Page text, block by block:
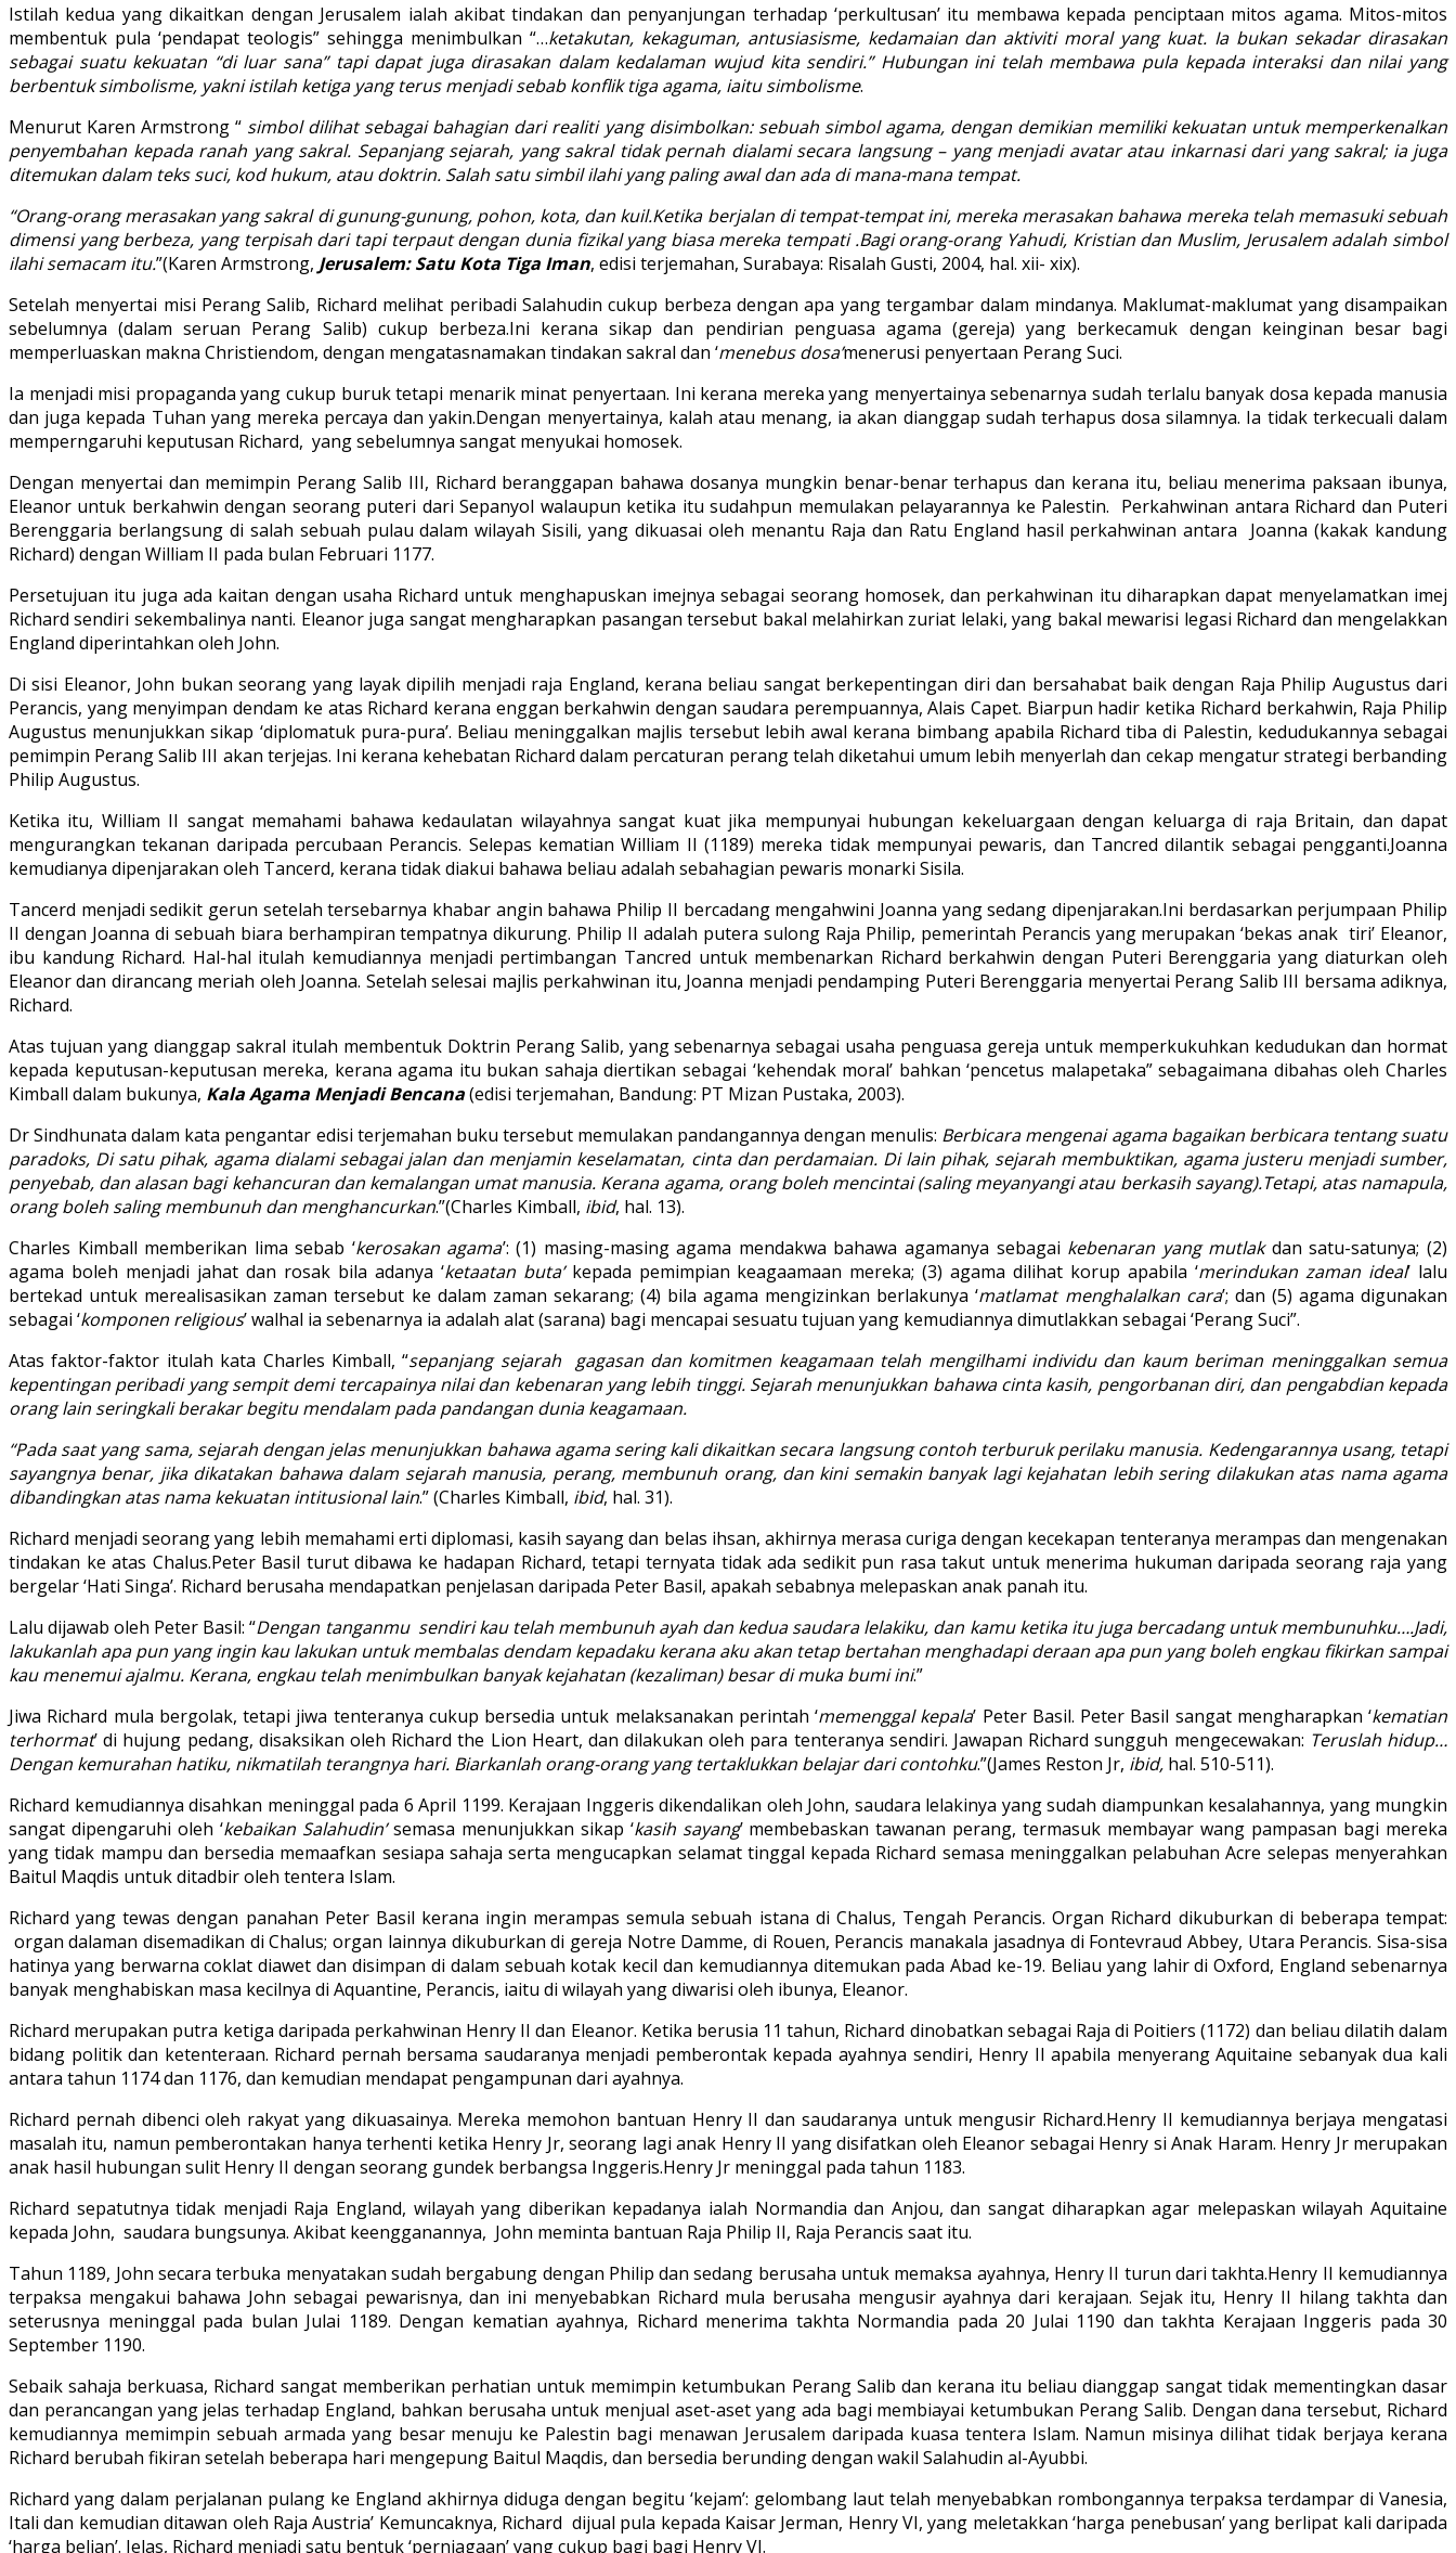
Istilah kedua yang dikaitkan dengan Jerusalem ialah akibat tindakan dan penyanjungan terhadap ‘perkultusan’ itu membawa kepada penciptaan mitos agama. Mitos-mitos
membentuk pula ‘pendapat teologis” sehingga menimbulkan “…ketakutan, kekaguman, antusiasisme, kedamaian dan aktiviti moral yang kuat. Ia bukan sekadar dirasakan
sebagai suatu kekuatan “di luar sana” tapi dapat juga dirasakan dalam kedalaman wujud kita sendiri.” Hubungan ini telah membawa pula kepada interaksi dan nilai yang
berbentuk simbolisme, yakni istilah ketiga yang terus menjadi sebab konflik tiga agama, iaitu simbolisme.
Menurut Karen Armstrong “ simbol dilihat sebagai bahagian dari realiti yang disimbolkan: sebuah simbol agama, dengan demikian memiliki kekuatan untuk memperkenalkan
penyembahan kepada ranah yang sakral. Sepanjang sejarah, yang sakral tidak pernah dialami secara langsung – yang menjadi avatar atau inkarnasi dari yang sakral; ia juga
ditemukan dalam teks suci, kod hukum, atau doktrin. Salah satu simbil ilahi yang paling awal dan ada di mana-mana tempat.
“Orang-orang merasakan yang sakral di gunung-gunung, pohon, kota, dan kuil.Ketika berjalan di tempat-tempat ini, mereka merasakan bahawa mereka telah memasuki sebuah
dimensi yang berbeza, yang terpisah dari tapi terpaut dengan dunia fizikal yang biasa mereka tempati .Bagi orang-orang Yahudi, Kristian dan Muslim, Jerusalem adalah simbol
ilahi semacam itu.”(Karen Armstrong, Jerusalem: Satu Kota Tiga Iman, edisi terjemahan, Surabaya: Risalah Gusti, 2004, hal. xii- xix).
Setelah menyertai misi Perang Salib, Richard melihat peribadi Salahudin cukup berbeza dengan apa yang tergambar dalam mindanya. Maklumat-maklumat yang disampaikan
sebelumnya (dalam seruan Perang Salib) cukup berbeza.Ini kerana sikap dan pendirian penguasa agama (gereja) yang berkecamuk dengan keinginan besar bagi
memperluaskan makna Christiendom, dengan mengatasnamakan tindakan sakral dan ‘menebus dosa’menerusi penyertaan Perang Suci.
Ia menjadi misi propaganda yang cukup buruk tetapi menarik minat penyertaan. Ini kerana mereka yang menyertainya sebenarnya sudah terlalu banyak dosa kepada manusia
dan juga kepada Tuhan yang mereka percaya dan yakin.Dengan menyertainya, kalah atau menang, ia akan dianggap sudah terhapus dosa silamnya. Ia tidak terkecuali dalam
memperngaruhi keputusan Richard, yang sebelumnya sangat menyukai homosek.
Dengan menyertai dan memimpin Perang Salib III, Richard beranggapan bahawa dosanya mungkin benar-benar terhapus dan kerana itu, beliau menerima paksaan ibunya,
Eleanor untuk berkahwin dengan seorang puteri dari Sepanyol walaupun ketika itu sudahpun memulakan pelayarannya ke Palestin. Perkahwinan antara Richard dan Puteri
Berenggaria berlangsung di salah sebuah pulau dalam wilayah Sisili, yang dikuasai oleh menantu Raja dan Ratu England hasil perkahwinan antara Joanna (kakak kandung
Richard) dengan William II pada bulan Februari 1177.
Persetujuan itu juga ada kaitan dengan usaha Richard untuk menghapuskan imejnya sebagai seorang homosek, dan perkahwinan itu diharapkan dapat menyelamatkan imej
Richard sendiri sekembalinya nanti. Eleanor juga sangat mengharapkan pasangan tersebut bakal melahirkan zuriat lelaki, yang bakal mewarisi legasi Richard dan mengelakkan
England diperintahkan oleh John.
Di sisi Eleanor, John bukan seorang yang layak dipilih menjadi raja England, kerana beliau sangat berkepentingan diri dan bersahabat baik dengan Raja Philip Augustus dari
Perancis, yang menyimpan dendam ke atas Richard kerana enggan berkahwin dengan saudara perempuannya, Alais Capet. Biarpun hadir ketika Richard berkahwin, Raja Philip
Augustus menunjukkan sikap ‘diplomatuk pura-pura’. Beliau meninggalkan majlis tersebut lebih awal kerana bimbang apabila Richard tiba di Palestin, kedudukannya sebagai
pemimpin Perang Salib III akan terjejas. Ini kerana kehebatan Richard dalam percaturan perang telah diketahui umum lebih menyerlah dan cekap mengatur strategi berbanding
Philip Augustus.
Ketika itu, William II sangat memahami bahawa kedaulatan wilayahnya sangat kuat jika mempunyai hubungan kekeluargaan dengan keluarga di raja Britain, dan dapat
mengurangkan tekanan daripada percubaan Perancis. Selepas kematian William II (1189) mereka tidak mempunyai pewaris, dan Tancred dilantik sebagai pengganti.Joanna
kemudianya dipenjarakan oleh Tancerd, kerana tidak diakui bahawa beliau adalah sebahagian pewaris monarki Sisila.
Tancerd menjadi sedikit gerun setelah tersebarnya khabar angin bahawa Philip II bercadang mengahwini Joanna yang sedang dipenjarakan.Ini berdasarkan perjumpaan Philip
II dengan Joanna di sebuah biara berhampiran tempatnya dikurung. Philip II adalah putera sulong Raja Philip, pemerintah Perancis yang merupakan ‘bekas anak tiri’ Eleanor,
ibu kandung Richard. Hal-hal itulah kemudiannya menjadi pertimbangan Tancred untuk membenarkan Richard berkahwin dengan Puteri Berenggaria yang diaturkan oleh
Eleanor dan dirancang meriah oleh Joanna. Setelah selesai majlis perkahwinan itu, Joanna menjadi pendamping Puteri Berenggaria menyertai Perang Salib III bersama adiknya,
Richard.
Atas tujuan yang dianggap sakral itulah membentuk Doktrin Perang Salib, yang sebenarnya sebagai usaha penguasa gereja untuk memperkukuhkan kedudukan dan hormat
kepada keputusan-keputusan mereka, kerana agama itu bukan sahaja diertikan sebagai ‘kehendak moral’ bahkan ‘pencetus malapetaka” sebagaimana dibahas oleh Charles
Kimball dalam bukunya, Kala Agama Menjadi Bencana(edisi terjemahan, Bandung: PT Mizan Pustaka, 2003).
Dr Sindhunata dalam kata pengantar edisi terjemahan buku tersebut memulakan pandangannya dengan menulis: Berbicara mengenai agama bagaikan berbicara tentang suatu
paradoks, Di satu pihak, agama dialami sebagai jalan dan menjamin keselamatan, cinta dan perdamaian. Di lain pihak, sejarah membuktikan, agama justeru menjadi sumber,
penyebab, dan alasan bagi kehancuran dan kemalangan umat manusia. Kerana agama, orang boleh mencintai (saling meyanyangi atau berkasih sayang).Tetapi, atas namapula,
orang boleh saling membunuh dan menghancurkan.”(Charles Kimball, ibid, hal. 13).
Charles Kimball memberikan lima sebab ‘kerosakan agama’: (1) masing-masing agama mendakwa bahawa agamanya sebagai kebenaran yang mutlakdan satu-satunya; (2)
agama boleh menjadi jahat dan rosak bila adanya ‘ketaatan buta’ kepada pemimpian keagaamaan mereka; (3) agama dilihat korup apabila ‘merindukan zaman ideal’ lalu
bertekad untuk merealisasikan zaman tersebut ke dalam zaman sekarang; (4) bila agama mengizinkan berlakunya ‘matlamat menghalalkan cara’; dan (5) agama digunakan
sebagai ‘komponen religious’ walhal ia sebenarnya ia adalah alat (sarana) bagi mencapai sesuatu tujuan yang kemudiannya dimutlakkan sebagai ‘Perang Suci”.
Atas faktor-faktor itulah kata Charles Kimball, “sepanjang sejarah gagasan dan komitmen keagamaan telah mengilhami individu dan kaum beriman meninggalkan semua
kepentingan peribadi yang sempit demi tercapainya nilai dan kebenaran yang lebih tinggi. Sejarah menunjukkan bahawa cinta kasih, pengorbanan diri, dan pengabdian kepada
orang lain seringkali berakar begitu mendalam pada pandangan dunia keagamaan.
“Pada saat yang sama, sejarah dengan jelas menunjukkan bahawa agama sering kali dikaitkan secara langsung contoh terburuk perilaku manusia. Kedengarannya usang, tetapi
sayangnya benar, jika dikatakan bahawa dalam sejarah manusia, perang, membunuh orang, dan kini semakin banyak lagi kejahatan lebih sering dilakukan atas nama agama
dibandingkan atas nama kekuatan intitusional lain.” (Charles Kimball, ibid, hal. 31).
Richard menjadi seorang yang lebih memahami erti diplomasi, kasih sayang dan belas ihsan, akhirnya merasa curiga dengan kecekapan tenteranya merampas dan mengenakan
tindakan ke atas Chalus.Peter Basil turut dibawa ke hadapan Richard, tetapi ternyata tidak ada sedikit pun rasa takut untuk menerima hukuman daripada seorang raja yang
bergelar ‘Hati Singa’. Richard berusaha mendapatkan penjelasan daripada Peter Basil, apakah sebabnya melepaskan anak panah itu.
Lalu dijawab oleh Peter Basil: “Dengan tanganmu sendiri kau telah membunuh ayah dan kedua saudara lelakiku, dan kamu ketika itu juga bercadang untuk membunuhku….Jadi,
lakukanlah apa pun yang ingin kau lakukan untuk membalas dendam kepadaku kerana aku akan tetap bertahan menghadapi deraan apa pun yang boleh engkau fikirkan sampai
kau menemui ajalmu. Kerana, engkau telah menimbulkan banyak kejahatan (kezaliman) besar di muka bumi ini.”
Jiwa Richard mula bergolak, tetapi jiwa tenteranya cukup bersedia untuk melaksanakan perintah ‘memenggal kepala’ Peter Basil. Peter Basil sangat mengharapkan ‘kematian
terhormat’ di hujung pedang, disaksikan oleh Richard the Lion Heart, dan dilakukan oleh para tenteranya sendiri. Jawapan Richard sungguh mengecewakan: Teruslah hidup…
Dengan kemurahan hatiku, nikmatilah terangnya hari. Biarkanlah orang-orang yang tertaklukkan belajar dari contohku.”(James Reston Jr, ibid, hal. 510-511).
Richard kemudiannya disahkan meninggal pada 6 April 1199. Kerajaan Inggeris dikendalikan oleh John, saudara lelakinya yang sudah diampunkan kesalahannya, yang mungkin
sangat dipengaruhi oleh ‘kebaikan Salahudin’semasa menunjukkan sikap ‘kasih sayang’ membebaskan tawanan perang, termasuk membayar wang pampasan bagi mereka
yang tidak mampu dan bersedia memaafkan sesiapa sahaja serta mengucapkan selamat tinggal kepada Richard semasa meninggalkan pelabuhan Acre selepas menyerahkan
Baitul Maqdis untuk ditadbir oleh tentera Islam.
Richard yang tewas dengan panahan Peter Basil kerana ingin merampas semula sebuah istana di Chalus, Tengah Perancis. Organ Richard dikuburkan di beberapa tempat:
organ dalaman disemadikan di Chalus; organ lainnya dikuburkan di gereja Notre Damme, di Rouen, Perancis manakala jasadnya di Fontevraud Abbey, Utara Perancis. Sisa-sisa
hatinya yang berwarna coklat diawet dan disimpan di dalam sebuah kotak kecil dan kemudiannya ditemukan pada Abad ke-19. Beliau yang lahir di Oxford, England sebenarnya
banyak menghabiskan masa kecilnya di Aquantine, Perancis, iaitu di wilayah yang diwarisi oleh ibunya, Eleanor.
Richard merupakan putra ketiga daripada perkahwinan Henry II dan Eleanor. Ketika berusia 11 tahun, Richard dinobatkan sebagai Raja di Poitiers (1172) dan beliau dilatih dalam
bidang politik dan ketenteraan. Richard pernah bersama saudaranya menjadi pemberontak kepada ayahnya sendiri, Henry II apabila menyerang Aquitaine sebanyak dua kali
antara tahun 1174 dan 1176, dan kemudian mendapat pengampunan dari ayahnya.
Richard pernah dibenci oleh rakyat yang dikuasainya. Mereka memohon bantuan Henry II dan saudaranya untuk mengusir Richard.Henry II kemudiannya berjaya mengatasi
masalah itu, namun pemberontakan hanya terhenti ketika Henry Jr, seorang lagi anak Henry II yang disifatkan oleh Eleanor sebagai Henry si Anak Haram. Henry Jr merupakan
anak hasil hubungan sulit Henry II dengan seorang gundek berbangsa Inggeris.Henry Jr meninggal pada tahun 1183.
Richard sepatutnya tidak menjadi Raja England, wilayah yang diberikan kepadanya ialah Normandia dan Anjou, dan sangat diharapkan agar melepaskan wilayah Aquitaine
kepada John, saudara bungsunya. Akibat keengganannya, John meminta bantuan Raja Philip II, Raja Perancis saat itu.
Tahun 1189, John secara terbuka menyatakan sudah bergabung dengan Philip dan sedang berusaha untuk memaksa ayahnya, Henry II turun dari takhta.Henry II kemudiannya
terpaksa mengakui bahawa John sebagai pewarisnya, dan ini menyebabkan Richard mula berusaha mengusir ayahnya dari kerajaan. Sejak itu, Henry II hilang takhta dan
seterusnya meninggal pada bulan Julai 1189. Dengan kematian ayahnya, Richard menerima takhta Normandia pada 20 Julai 1190 dan takhta Kerajaan Inggeris pada 30
September 1190.
Sebaik sahaja berkuasa, Richard sangat memberikan perhatian untuk memimpin ketumbukan Perang Salib dan kerana itu beliau dianggap sangat tidak mementingkan dasar
dan perancangan yang jelas terhadap England, bahkan berusaha untuk menjual aset-aset yang ada bagi membiayai ketumbukan Perang Salib. Dengan dana tersebut, Richard
kemudiannya memimpin sebuah armada yang besar menuju ke Palestin bagi menawan Jerusalem daripada kuasa tentera Islam. Namun misinya dilihat tidak berjaya kerana
Richard berubah fikiran setelah beberapa hari mengepung Baitul Maqdis, dan bersedia berunding dengan wakil Salahudin al-Ayubbi.
Richard yang dalam perjalanan pulang ke England akhirnya diduga dengan begitu ‘kejam’: gelombang laut telah menyebabkan rombongannya terpaksa terdampar di Vanesia,
Itali dan kemudian ditawan oleh Raja Austria’ Kemuncaknya, Richard dijual pula kepada Kaisar Jerman, Henry VI, yang meletakkan ‘harga penebusan’ yang berlipat kali daripada
‘harga belian’. Jelas, Richard menjadi satu bentuk ‘perniagaan’ yang cukup bagi bagi Henry VI.